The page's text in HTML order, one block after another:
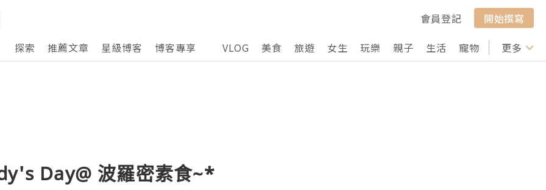
會員登記
開始撰寫
探索
推薦文章 星級博客 博客專享 VLOG 美食 旅遊 女生 玩樂 親子 生活 寵物 行山 打卡
更多
Day@ 波羅密素食~*